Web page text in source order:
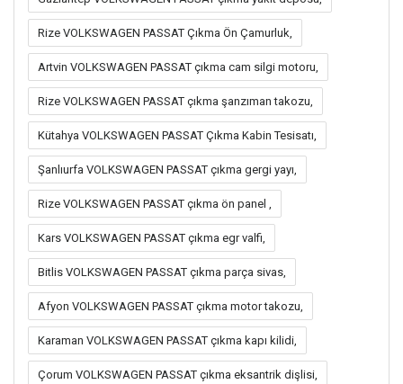
Rize VOLKSWAGEN PASSAT Çıkma Ön Çamurluk,
Artvin VOLKSWAGEN PASSAT çıkma cam silgi motoru,
Rize VOLKSWAGEN PASSAT çıkma şanzıman takozu,
Kütahya VOLKSWAGEN PASSAT Çıkma Kabin Tesisatı,
Şanlıurfa VOLKSWAGEN PASSAT çıkma gergi yayı,
Rize VOLKSWAGEN PASSAT çıkma ön panel ,
Kars VOLKSWAGEN PASSAT çıkma egr valfi,
Bitlis VOLKSWAGEN PASSAT çıkma parça sivas,
Afyon VOLKSWAGEN PASSAT çıkma motor takozu,
Karaman VOLKSWAGEN PASSAT çıkma kapı kilidi,
Çorum VOLKSWAGEN PASSAT çıkma eksantrik dişlisi,